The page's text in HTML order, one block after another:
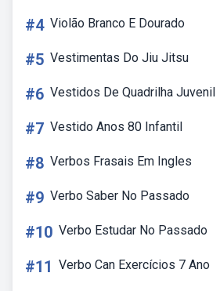
#4 Violão Branco E Dourado
#5 Vestimentas Do Jiu Jitsu
#6 Vestidos De Quadrilha Juvenil
#7 Vestido Anos 80 Infantil
#8 Verbos Frasais Em Ingles
#9 Verbo Saber No Passado
#10 Verbo Estudar No Passado
#11 Verbo Can Exercícios 7 Ano